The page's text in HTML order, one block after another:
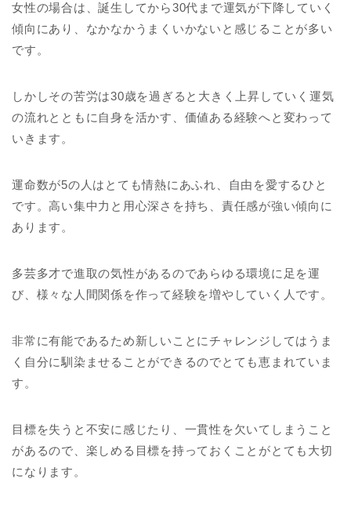
女性の場合は、誕生してから30代まで運気が下降していく
傾向にあり、なかなかうまくいかないと感じることが多い
です。
しかしその苦労は30歳を過ぎると大きく上昇していく運気
の流れとともに自身を活かす、価値ある経験へと変わって
いきます。
運命数が5の人はとても情熱にあふれ、自由を愛するひと
です。高い集中力と用心深さを持ち、責任感が強い傾向に
あります。
多芸多才で進取の気性があるのであらゆる環境に足を運
び、様々な人間関係を作って経験を増やしていく人です。
非常に有能であるため新しいことにチャレンジしてはうま
く自分に馴染ませることができるのでとても恵まれていま
す。
目標を失うと不安に感じたり、一貫性を欠いてしまうこと
があるので、楽しめる目標を持っておくことがとても大切
になります。